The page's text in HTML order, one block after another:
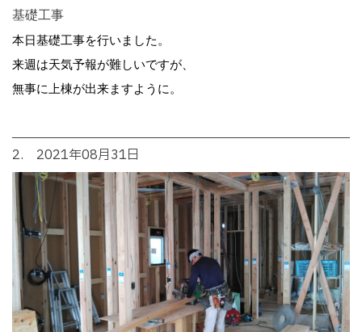
基礎工事
本日基礎工事を行いました。
来週は天気予報が難しいですが、
無事に上棟が出来ますように。
2. 2021年08月31日